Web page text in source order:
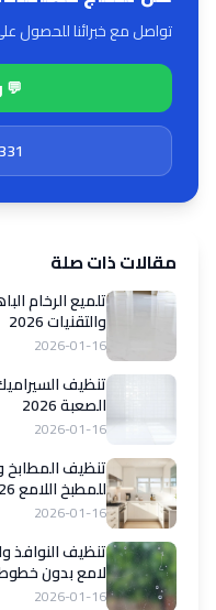
تواصل مع خبرائنا للحصول
💬
مقالات ذات صلة
تلميع الرخام
والتقنيات 2026
2026-01-16
تنظيف
الصعبة 2026
2026-01-16
تنظيف
للمطبخ اللامع 2026
2026-01-16
تنظيف النوافذ
لامع بدون خطوط
2026-01-16